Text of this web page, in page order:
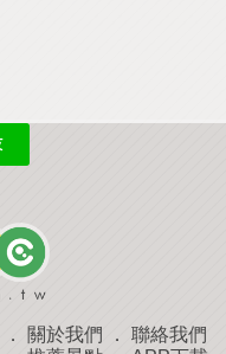
． 關於我們 ． 聯絡我們